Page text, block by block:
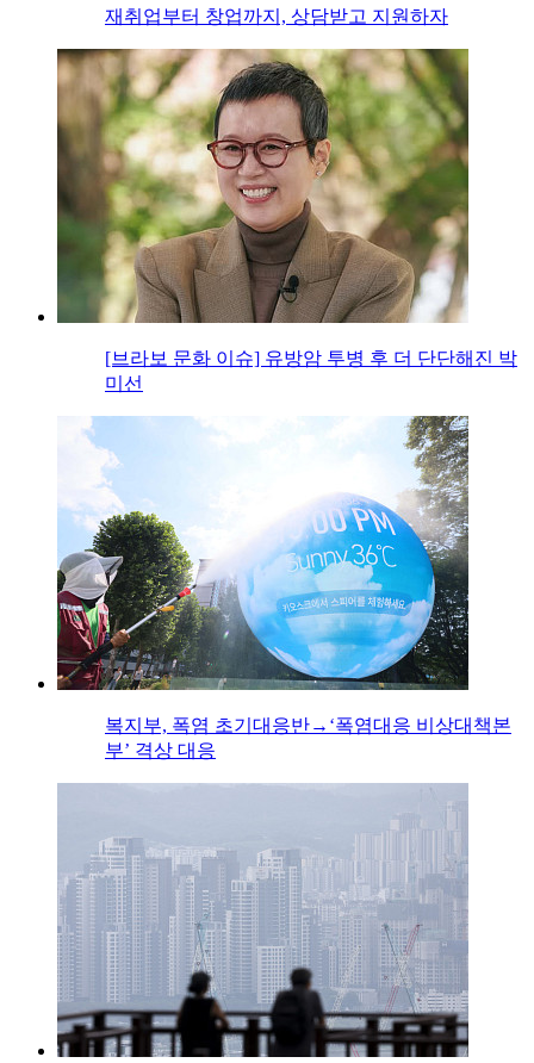
재취업부터 창업까지, 상담받고 지원하자
[브라보 문화 이슈] 유방암 투병 후 더 단단해진 박
미선
복지부, 폭염 초기대응반→‘폭염대응 비상대책본
부’ 격상 대응